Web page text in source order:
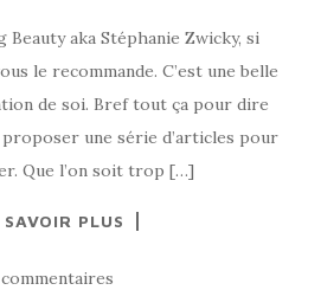
Beauty aka Stéphanie Zwicky, si
le recommande. C’est une belle
de soi. Bref tout ça pour dire
proposer une série d’articles pour
Que l’on soit trop […]
SAVOIR PLUS